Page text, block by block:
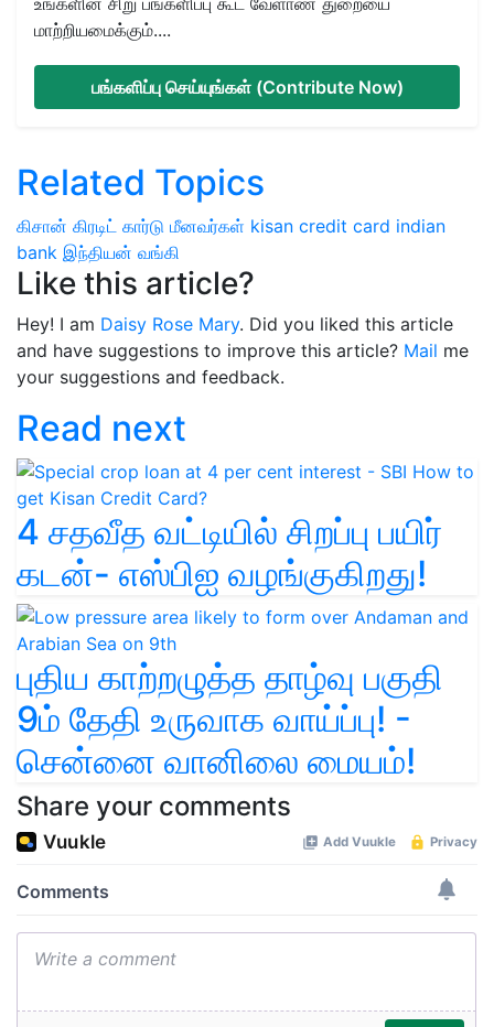
மாற்றியமைக்கும்....
பங்களிப்பு செய்யுங்கள் (Contribute Now)
Related Topics
கிசான் கிரடிட் கார்டு மீனவர்கள் kisan credit card indian
bank இந்தியன் வங்கி
Like this article?
Hey! I am Daisy Rose Mary. Did you liked this article
and have suggestions to improve this article? Mail me
your suggestions and feedback.
Read next
4 சதவீத வட்டியில் சிறப்பு பயிர்
கடன்- எஸ்பிஐ வழங்குகிறது!
புதிய காற்றழுத்த தாழ்வு பகுதி
9ம் தேதி உருவாக வாய்ப்பு! -
சென்னை வானிலை மையம்!
Share your comments